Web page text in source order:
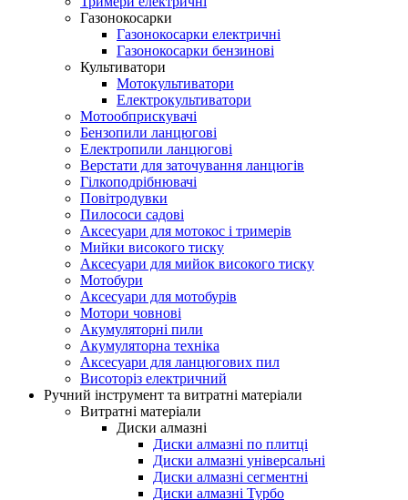
Газонокосарки
Газонокосарки електричні
Газонокосарки бензинові
Культиватори
Мотокультиватори
Електрокультиватори
Мотообприскувачі
Бензопили ланцюгові
Електропили ланцюгові
Верстати для заточування ланцюгів
Гілкоподрібнювачі
Повітродувки
Пилососи садові
Аксесуари для мотокос і тримерів
Мийки високого тиску
Аксесуари для мийок високого тиску
Мотобури
Аксесуари для мотобурів
Мотори човнові
Акумуляторні пили
Акумуляторна техніка
Аксесуари для ланцюгових пил
Висоторіз електричний
Ручний інструмент та витратні матеріали
Витратні матеріали
Диски алмазні
Диски алмазні по плитці
Диски алмазні універсальні
Диски алмазні сегментні
Диски алмазні Турбо